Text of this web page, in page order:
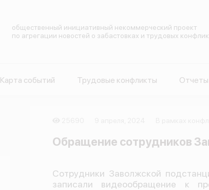
общественный инициативный некоммерческий проект
по агрегации новостей о забастовках и трудовых
Карта событий Трудовые конфликты Отчеты
Обращение сотрудников
Сотрудники Заволжской
записали видеообращение к